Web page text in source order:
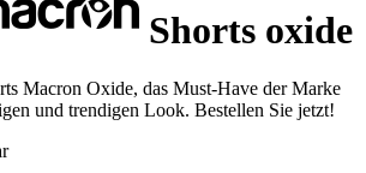
Shorts oxide
Macron Oxide, das Must-Have der Marke
und trendigen Look. Bestellen Sie jetzt!